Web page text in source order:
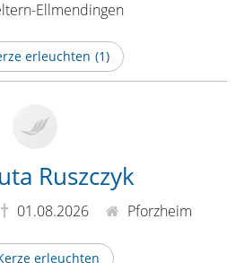
Ellmendingen
erleuchten (1)
Ruszczyk
01.08.2026 Pforzheim
erleuchten